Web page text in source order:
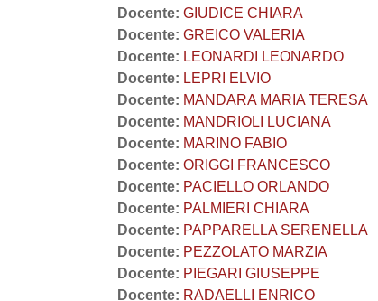
Docente: GIUDICE CHIARA
Docente: GREICO VALERIA
Docente: LEONARDI LEONARDO
Docente: LEPRI ELVIO
Docente: MANDARA MARIA TERESA
Docente: MANDRIOLI LUCIANA
Docente: MARINO FABIO
Docente: ORIGGI FRANCESCO
Docente: PACIELLO ORLANDO
Docente: PALMIERI CHIARA
Docente: PAPPARELLA SERENELLA
Docente: PEZZOLATO MARZIA
Docente: PIEGARI GIUSEPPE
Docente: RADAELLI ENRICO